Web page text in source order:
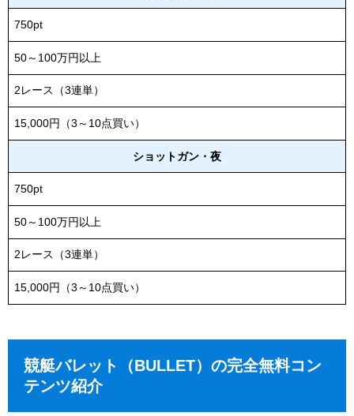
750pt
50～100万円以上
2レース（3連単）
15,000円（3～10点買い）
ショットガン・夜
750pt
50～100万円以上
2レース（3連単）
15,000円（3～10点買い）
競艇バレット（BULLET）の完全無料コン
テンツ紹介